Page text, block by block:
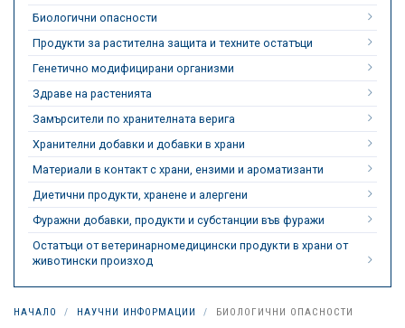
Биологични опасности
Продукти за растителна защита и техните остатъци
Генетично модифицирани организми
Здраве на растенията
Замърсители по хранителната верига
Хранителни добавки и добавки в храни
Материали в контакт с храни, ензими и ароматизанти
Диетични продукти, хранене и алергени
Фуражни добавки, продукти и субстанции във фуражи
Остатъци от ветеринарномедицински продукти в храни от
животински произход
НАЧАЛО НАУЧНИ ИНФОРМАЦИИ БИОЛОГИЧНИ ОПАСНОСТИ